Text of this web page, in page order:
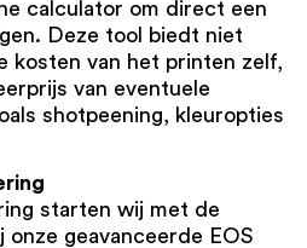
calculator om direct een
Deze tool biedt niet
kosten van het printen zelf,
van eventuele
shotpeening, kleuropties
starten wij met de
geavanceerde EOS